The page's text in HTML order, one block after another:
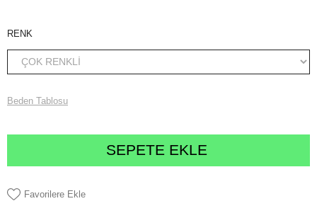
RENK
Beden Tablosu
Favorilere Ekle